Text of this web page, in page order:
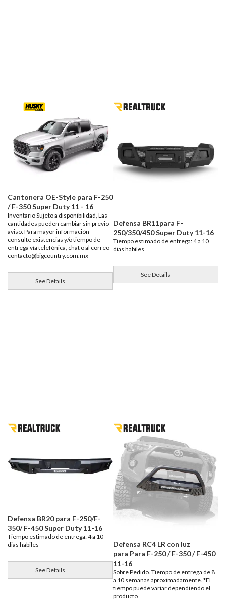
Cantonera OE-Style para F-250
/ F-350 Super Duty 11 - 16
Inventario Sujeto a disponibilidad, Las
cantidades pueden cambiar sin previo
aviso. Para mayor información
consulte existencias y/o tiempo de
entrega vía telefónica, chat o al correo
contacto@bigcountry.com.mx
See Details
Defensa BR11para F-
250/350/450 Super Duty 11-16
Tiempo estimado de entrega: 4 a 10
dias habiles
See Details
Defensa BR20 para F-250/F-
350/ F-450 Super Duty 11-16
Tiempo estimado de entrega: 4 a 10
dias habiles
See Details
Defensa RC4 LR con luz
para Para F-250 / F-350 / F-450
11-16
Sobre Pedido. Tiempo de entrega de 8
a 10 semanas aproximadamente. *El
tiempo puede variar dependiendo el
producto